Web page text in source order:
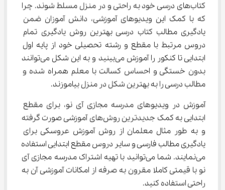
کتاب‌های درسی خود به راحتی و در منزل مسلط شوند. چرا
که با کمک این ویدیوهای آموزشی، دانش آموزان ضمن
یادگیری مطالب کتاب درسی بهترین روش یادگیری تمام
دروس مرتبط با مقطع و رشته تحصیلی خود از پایه اول
ابتدایی تا کنکور را آموزش می‌بینید و به این شکل می‌توانند
بدون خستگی و احساس کسالت با معلم همراه شده و
مطالب درسی را به بهترین شکل در منزل بیاموزند.
آموزش در ویدیوهای مدرسه مجازی آی نو، برای مقطع
ابتدایی به کمک جدیدترین روش‌های آموزشی صورت گرفته
و به طور مثال معلمان از روش آموزش عروسکی برای
یادگیری مطالب فارسی و سایر دروس مقطع ابتدایی استفاده
می‌نمایند. شما می‌توانید با تهیه اشتراک مدرسه مجازی آی
نو با قیمتی کاملا مقرون به صرفه از امکانات آموزشی آن به
راحتی استفاده کنید.